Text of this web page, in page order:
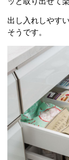
出し入れしやす
そうです。